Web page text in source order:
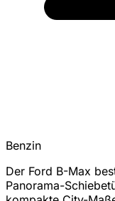
Benzin
Der Ford B-Max
Panorama-